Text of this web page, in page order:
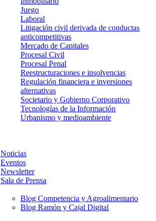
Juego
Laboral
Litigación civil derivada de conductas
anticompetitivas
Mercado de Capitales
Procesal Civil
Procesal Penal
Reestructuraciones e insolvencias
Regulación financiera e inversiones
alternativas
Societario y Gobierno Corporativo
Tecnologías de la Información
Urbanismo y medioambiente
Noticias
Eventos
Newsletter
Sala de Prensa
Blog Competencia y Agroalimentario
Blog Ramón y Cajal Digital